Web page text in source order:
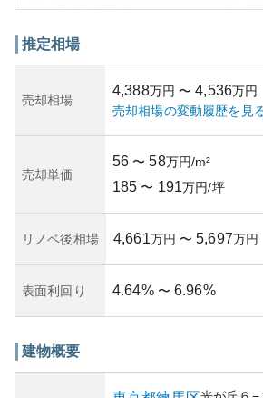
の堅調さが伺えます。
す。物件自体は耐震性や防災対策が施さ
態も良好であることが多いですが、築年
のメンテナンスの質なども確認するこ
あります。総じてバランスの取れた居住
推定相場
売却相場
4,388万円 〜 4,536万円
売却相場の変動履歴を見
売却単価
56 〜 58万円/m²
185 〜 191万円/坪
リノベ後相場 4,661万円 〜 5,697万円
表面利回り 4.64% 〜 6.96%
建物概要